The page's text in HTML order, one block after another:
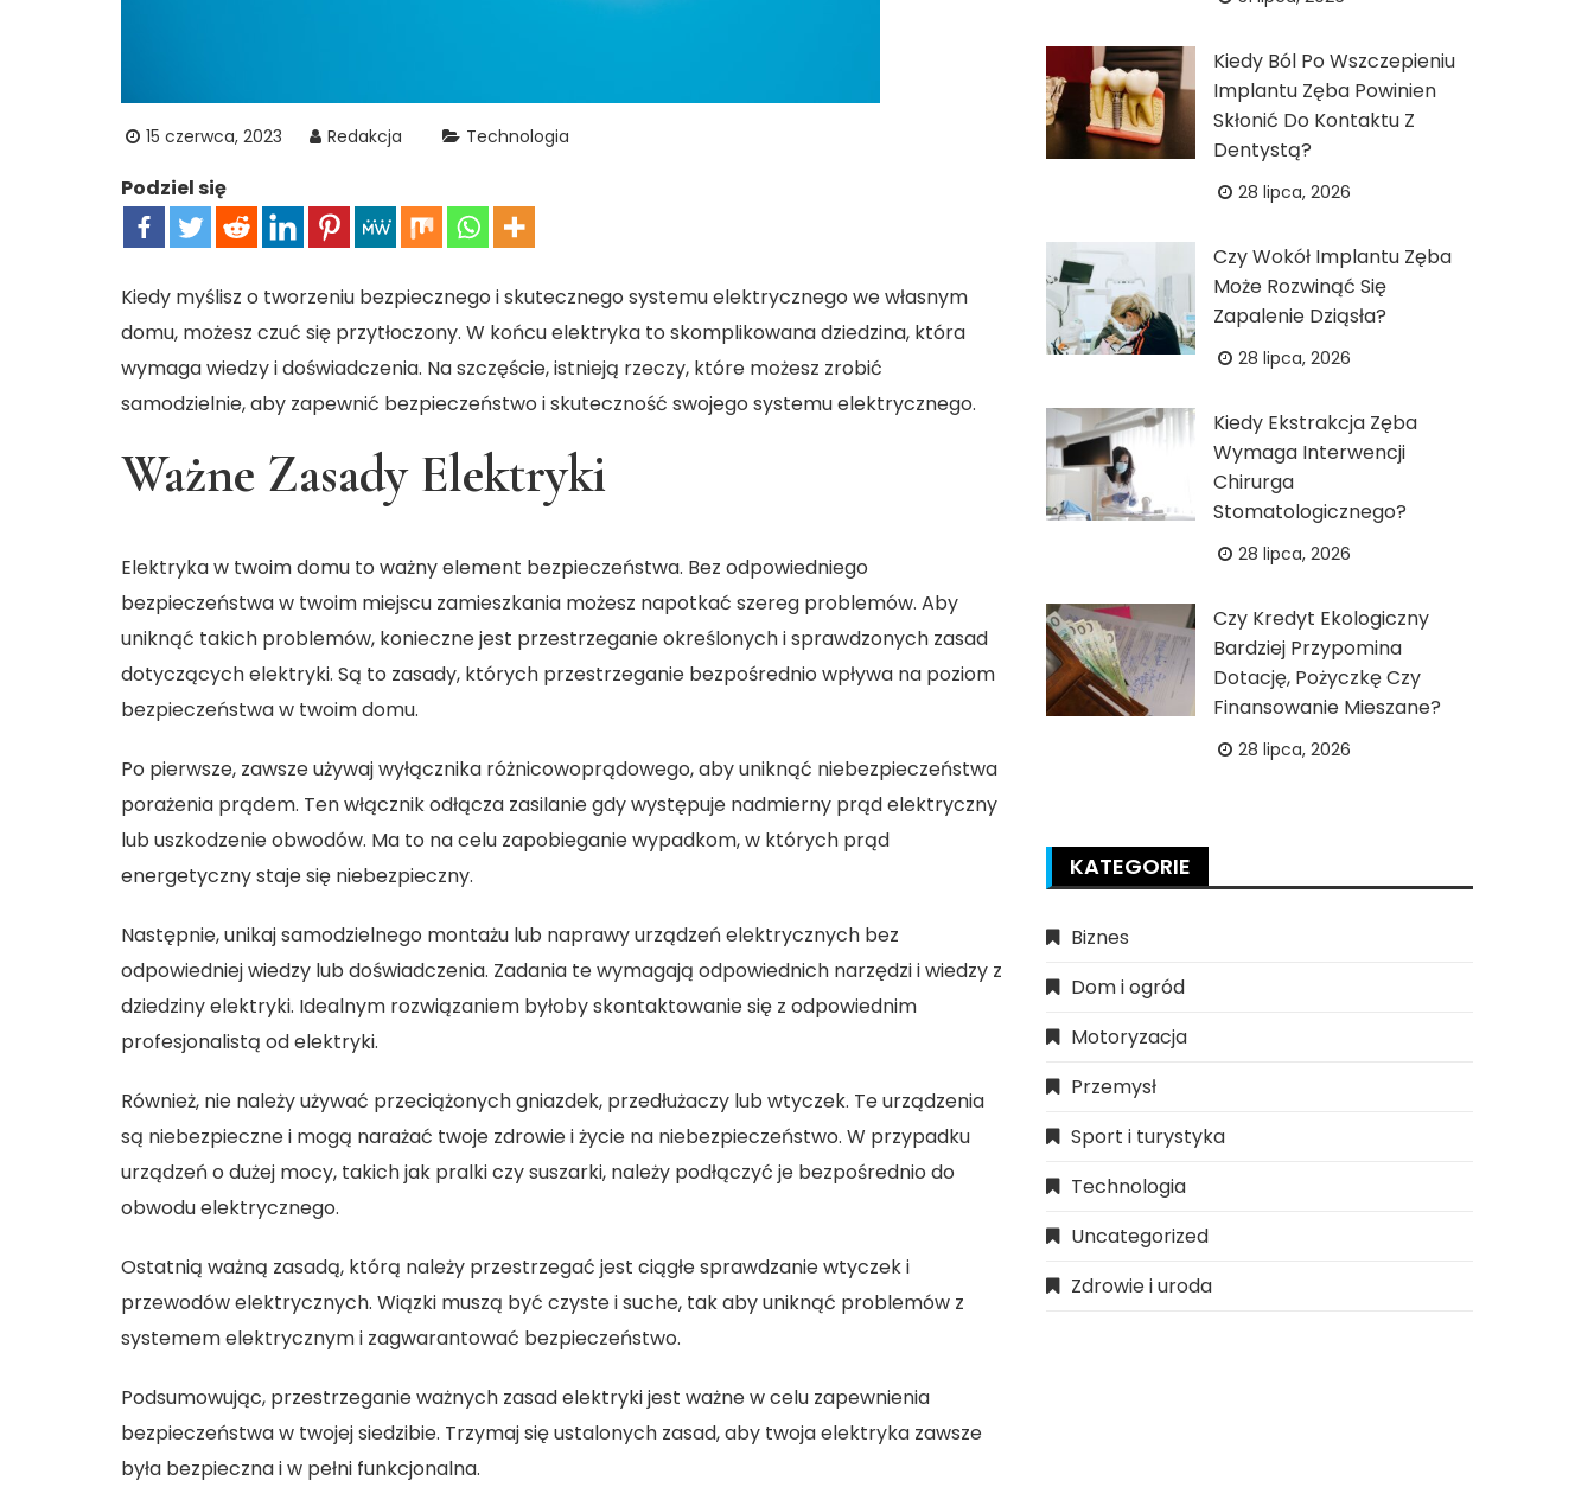
15 czerwca, 2023 Redakcja Technologia
Podziel się
Kiedy myślisz o tworzeniu bezpiecznego i skutecznego systemu elektrycznego we własnym
domu, możesz czuć się przytłoczony. W końcu elektryka to skomplikowana dziedzina, która
wymaga wiedzy i doświadczenia. Na szczęście, istnieją rzeczy, które możesz zrobić
samodzielnie, aby zapewnić bezpieczeństwo i skuteczność swojego systemu elektrycznego.
Ważne Zasady Elektryki
Elektryka w twoim domu to ważny element bezpieczeństwa. Bez odpowiedniego
bezpieczeństwa w twoim miejscu zamieszkania możesz napotkać szereg problemów. Aby
uniknąć takich problemów, konieczne jest przestrzeganie określonych i sprawdzonych zasad
dotyczących elektryki. Są to zasady, których przestrzeganie bezpośrednio wpływa na poziom
bezpieczeństwa w twoim domu.
Po pierwsze, zawsze używaj wyłącznika różnicowoprądowego, aby uniknąć niebezpieczeństwa
porażenia prądem. Ten włącznik odłącza zasilanie gdy występuje nadmierny prąd elektryczny
lub uszkodzenie obwodów. Ma to na celu zapobieganie wypadkom, w których prąd
energetyczny staje się niebezpieczny.
Następnie, unikaj samodzielnego montażu lub naprawy urządzeń elektrycznych bez
odpowiedniej wiedzy lub doświadczenia. Zadania te wymagają odpowiednich narzędzi i wiedzy z
dziedziny elektryki. Idealnym rozwiązaniem byłoby skontaktowanie się z odpowiednim
profesjonalistą od elektryki.
Również, nie należy używać przeciążonych gniazdek, przedłużaczy lub wtyczek. Te urządzenia
są niebezpieczne i mogą narażać twoje zdrowie i życie na niebezpieczeństwo. W przypadku
urządzeń o dużej mocy, takich jak pralki czy suszarki, należy podłączyć je bezpośrednio do
obwodu elektrycznego.
Ostatnią ważną zasadą, którą należy przestrzegać jest ciągłe sprawdzanie wtyczek i
przewodów elektrycznych. Wiązki muszą być czyste i suche, tak aby uniknąć problemów z
systemem elektrycznym i zagwarantować bezpieczeństwo.
Podsumowując, przestrzeganie ważnych zasad elektryki jest ważne w celu zapewnienia
bezpieczeństwa w twojej siedzibie. Trzymaj się ustalonych zasad, aby twoja elektryka zawsze
była bezpieczna i w pełni funkcjonalna.
Kiedy Ból Po Wszczepieniu
Implantu Zęba Powinien
Skłonić Do Kontaktu Z
Dentystą?
28 lipca, 2026
Czy Wokół Implantu Zęba
Może Rozwinąć Się
Zapalenie Dziąsła?
28 lipca, 2026
Kiedy Ekstrakcja Zęba
Wymaga Interwencji
Chirurga
Stomatologicznego?
28 lipca, 2026
Czy Kredyt Ekologiczny
Bardziej Przypomina
Dotację, Pożyczkę Czy
Finansowanie Mieszane?
28 lipca, 2026
KATEGORIE
Biznes
Dom i ogród
Motoryzacja
Przemysł
Sport i turystyka
Technologia
Uncategorized
Zdrowie i uroda